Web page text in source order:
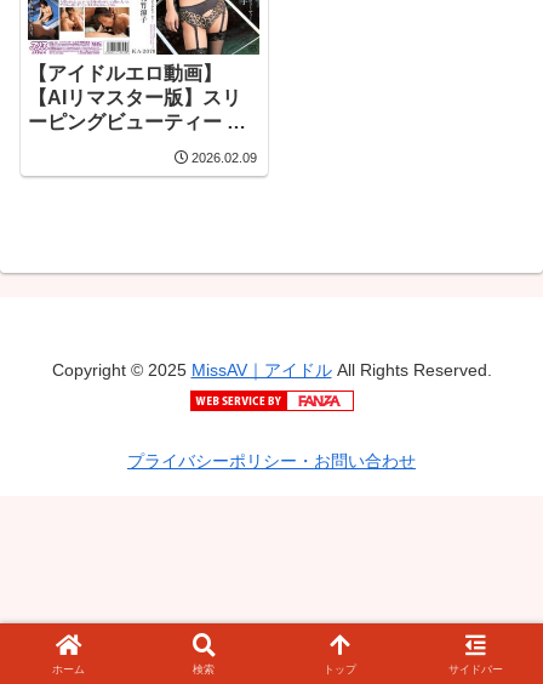
【アイドルエロ動画】
【AIリマスター版】スリ
ーピングビューティー 美
2026.02.09
Copyright © 2025 MissAV｜アイドルAll Rights Reserved.
プライバシーポリシー・お問い合わせ
ホーム 検索 トップ サイドバー